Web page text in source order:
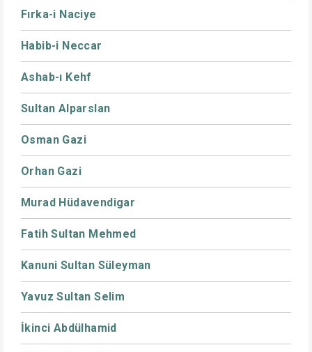
Fırka-i Naciye
Habib-i Neccar
Ashab-ı Kehf
Sultan Alparslan
Osman Gazi
Orhan Gazi
Murad Hüdavendigar
Fatih Sultan Mehmed
Kanuni Sultan Süleyman
Yavuz Sultan Selim
İkinci Abdülhamid